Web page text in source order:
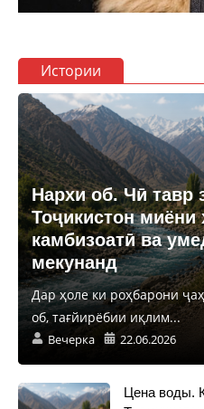
Истории
Нархи об. Чӣ тавр
Тоҷикистон миёни
камбизоатӣ ва
мекунанд
Дар ҳоле ки роҳбарони
об, тағйирёбии иқлим...
Вечерка 22.06.2026
Цена воды.